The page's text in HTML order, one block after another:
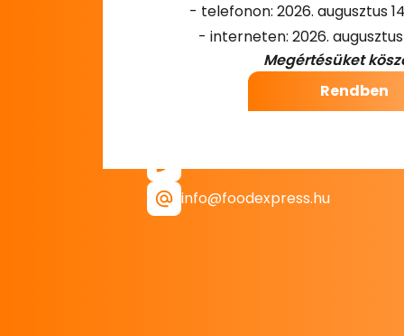
- telefonon: 2026. augusztus
Megértésüket
Rendben
1144. Bp. Csertő utca 5-9
+36-1-210-96-20
info@foodexpress.hu